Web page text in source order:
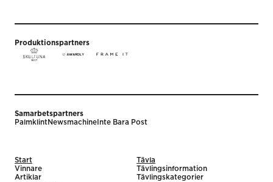
Produktionspartners
Samarbetspartners
PalmklintNewsmachine Inte Bara Post
Start
Vinnare
Artiklar
Tävla
Tävlingsinformation
Tävlingskategorier